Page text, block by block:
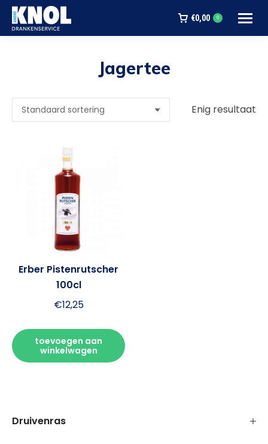
€0,00 0
Jagertee
Enig resultaat
Erber Pistenrutscher
100cl
€12,25
toevoegen aan
winkelwagen
Druivenras